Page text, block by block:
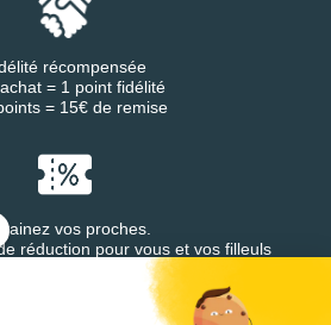
récompensée
= 1 point fidélité
= 15€ de remise
vos proches.
réduction pour vous et vos filleuls